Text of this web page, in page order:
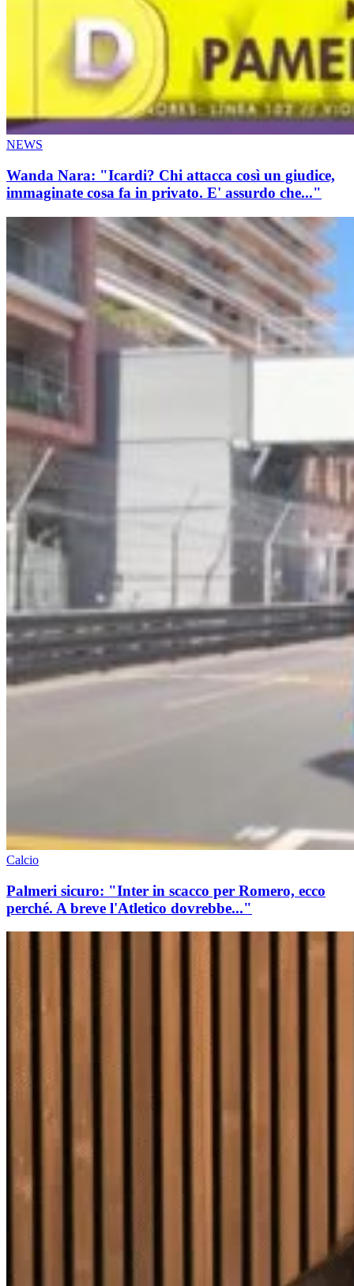
NEWS
Wanda Nara: "Icardi? Chi attacca così un giudice,
immaginate cosa fa in privato. E' assurdo che..."
Calcio
Palmeri sicuro: "Inter in scacco per Romero, ecco
perché. A breve l'Atletico dovrebbe..."